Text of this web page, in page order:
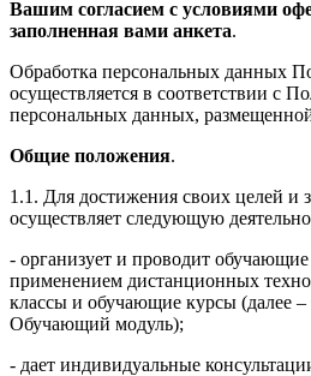
Вашим согласием с условиями
заполненная вами анкета.
Обработка персональных данных
осуществляется в соответствии с
персональных данных,
Общие положения.
1.1. Для достижения своих целей и
осуществляет следующую
- организует и проводит
применением дистанционных
классы и обучающие курсы (далее
Обучающий модуль);
- дает индивидуальные